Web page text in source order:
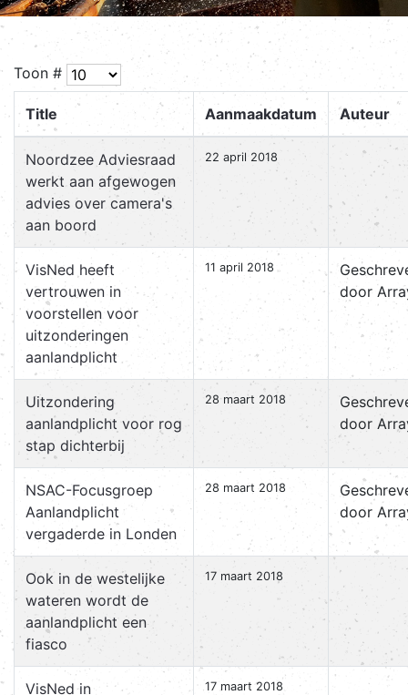
Toon #
Title Aanmaakdatum Auteur
Noordzee Adviesraad
werkt aan afgewogen
advies over camera's
aan boord
22 april 2018
VisNed heeft
vertrouwen in
voorstellen voor
uitzonderingen
aanlandplicht
11 april 2018
door
Uitzondering
aanlandplicht voor rog
stap dichterbij
28 maart 2018
door
NSAC-Focusgroep
Aanlandplicht
vergaderde in Londen
28 maart 2018
door
Ook in de westelijke
wateren wordt de
aanlandplicht een
fiasco
17 maart 2018
VisNed in
17 maart 2018